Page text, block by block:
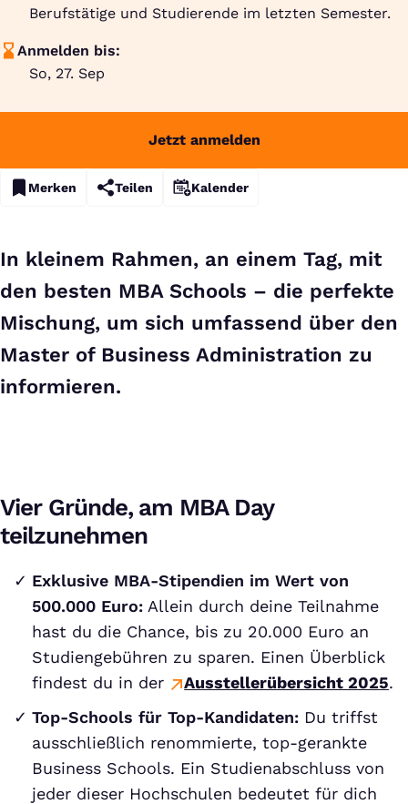
Berufstätige und Studierende im letzten Semester.
Anmelden bis:
So, 27. Sep
Jetzt anmelden
Merken Teilen Kalender
In kleinem Rahmen, an einem Tag, mit
den besten MBA Schools – die perfekte
Mischung, um sich umfassend über den
Master of Business Administration zu
informieren.
Vier Gründe, am MBA Day
teilzunehmen
Exklusive MBA-Stipendien im Wert von
500.000 Euro: Allein durch deine Teilnahme
hast du die Chance, bis zu 20.000 Euro an
Studiengebühren zu sparen. Einen Überblick
findest du in der
Ausstellerübersicht 2025.
Top-Schools für Top-Kandidaten: Du triffst
ausschließlich renommierte, top-gerankte
Business Schools. Ein Studienabschluss von
jeder dieser Hochschulen bedeutet für dich